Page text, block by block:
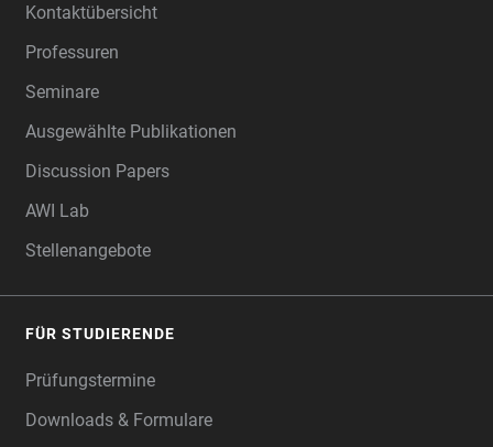
Kontaktübersicht
Professuren
Seminare
Ausgewählte Publikationen
Discussion Papers
AWI Lab
Stellenangebote
FÜR STUDIERENDE
Prüfungstermine
Downloads & Formulare